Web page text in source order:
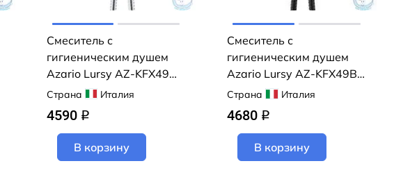
Смеситель с
гигиеническим душем
Azario Lursy AZ-KFX49
(хром)
Страна Италия
4590 q
В корзину
Смеситель с
гигиеническим душем
Azario Lursy AZ-KFX49B
(черный матовый)
Страна Италия
4680 q
В корзину